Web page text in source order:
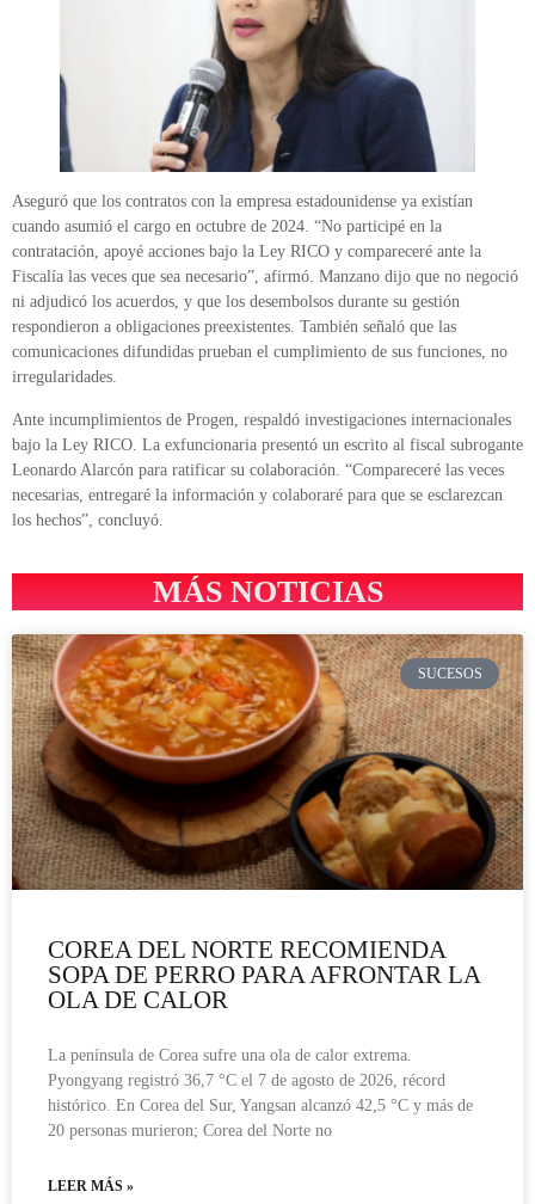
Aseguró que los contratos con la empresa estadounidense ya existían
cuando asumió el cargo en octubre de 2024. “No participé en la
contratación, apoyé acciones bajo la Ley RICO y compareceré ante la
Fiscalía las veces que sea necesario”, afirmó. Manzano dijo que no negoció
ni adjudicó los acuerdos, y que los desembolsos durante su gestión
respondieron a obligaciones preexistentes. También señaló que las
comunicaciones difundidas prueban el cumplimiento de sus funciones, no
irregularidades.
Ante incumplimientos de Progen, respaldó investigaciones internacionales
bajo la Ley RICO. La exfuncionaria presentó un escrito al fiscal subrogante
Leonardo Alarcón para ratificar su colaboración. “Compareceré las veces
necesarias, entregaré la información y colaboraré para que se esclarezcan
los hechos”, concluyó.
MÁS NOTICIAS
SUCESOS
COREA DEL NORTE RECOMIENDA
SOPA DE PERRO PARA AFRONTAR LA
OLA DE CALOR
La península de Corea sufre una ola de calor extrema.
Pyongyang registró 36,7 °C el 7 de agosto de 2026, récord
histórico. En Corea del Sur, Yangsan alcanzó 42,5 °C y más de
20 personas murieron; Corea del Norte no
LEER MÁS »